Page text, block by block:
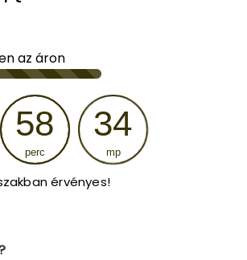
is:
2
990 Ft.
az áron
58
perc
33
mp
érvényes!